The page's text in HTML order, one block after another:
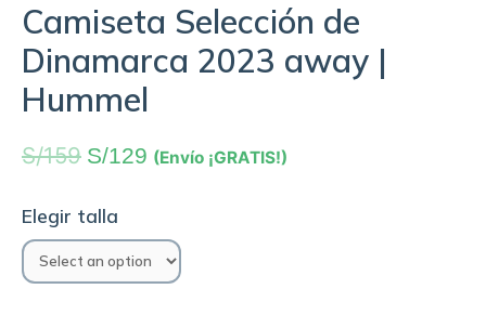
Camiseta Selección de
Dinamarca 2023 away |
Hummel
S/159 S/129 (Envío ¡GRATIS!)
Elegir talla